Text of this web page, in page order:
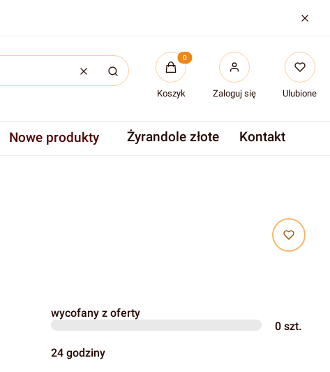
WyczyśćSzukaj
Produkty w koszyku: 0.
Koszyk Zaloguj się Ulubione
Nowe produkty Żyrandole złote Kontakt
wycofany z oferty
0 szt.
24 godziny